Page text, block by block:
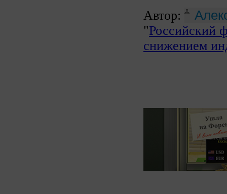
Автор:
"Российский
снижением